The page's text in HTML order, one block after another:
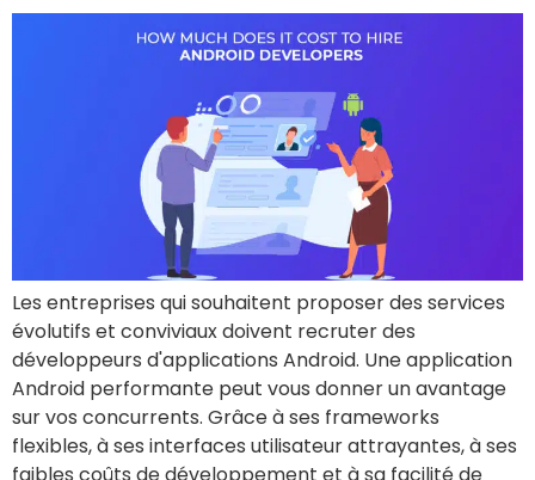
Les entreprises qui souhaitent proposer des services
évolutifs et conviviaux doivent recruter des
développeurs d'applications Android. Une application
Android performante peut vous donner un avantage
sur vos concurrents. Grâce à ses frameworks
flexibles, à ses interfaces utilisateur attrayantes, à ses